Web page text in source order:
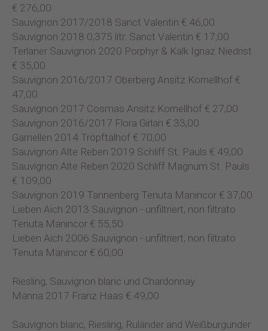
€ 276,00
Sauvignon 2017/2018 Sanct Valentin € 46,00
Sauvignon 2018 0,375 litr. Sanct Valentin € 17,00
Terlaner Sauvignon 2020 Porphyr & Kalk Ignaz Niedrist
€ 35,00
Sauvignon 2016/2017 Oberberg Ansitz Kornellhof €
47,00
Sauvignon 2017 Cosmas Ansitz Kornellhof € 27,00
Sauvignon 2016/2017 Flora Girlan € 33,00
Garnellen 2014 Tröpftalhof € 70,00
Sauvignon Alte Reben 2019 Schliff St. Pauls € 49,00
Sauvignon Alte Reben 2020 Schliff Magnum St. Pauls
€ 109,00
Sauvignon 2019 Tannenberg Tenuta Manincor € 37,00
Lieben Aich 2013 Sauvignon - unfiltriert, non filtrato
Tenuta Manincor € 55,50
Lieben Aich 2006 Sauvignon - unfiltriert, non filtrato
Tenuta Manincor € 60,00
Riesling, Sauvignon blanc und Chardonnay
Manna 2017 Franz Haas € 49,00
Sauvignon blanc, Riesling, Ruländer and Weißburgunder